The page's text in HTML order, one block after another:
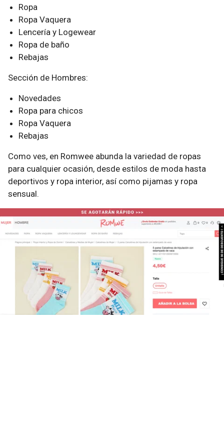
Ropa
Ropa Vaquera
Lencería y Logewear
Ropa de baño
Rebajas
Sección de Hombres:
Novedades
Ropa para chicos
Ropa Vaquera
Rebajas
Como ves, en Romwee abunda la variedad de ropas
para cualquier ocasión, desde estilos de moda hasta
deportivos y ropa interior, así como pijamas y ropa
sensual.